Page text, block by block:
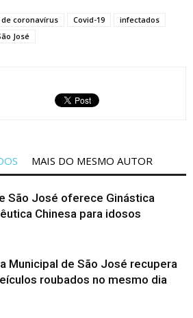
de coronavírus Covid-19
infectados
José
MAIS DO MESMO AUTOR
São José oferece Ginástica
Chinesa para idosos
Municipal de São José recupera
roubados no mesmo dia